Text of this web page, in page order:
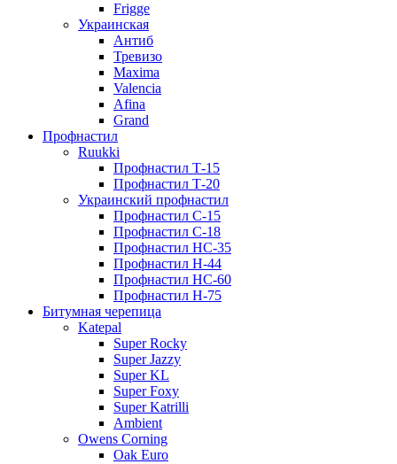
Frigge
Украинская
Антиб
Тревизо
Maxima
Valencia
Afina
Grand
Профнастил
Ruukki
Профнастил Т-15
Профнастил Т-20
Украинский профнастил
Профнастил С-15
Профнастил С-18
Профнастил НС-35
Профнастил Н-44
Профнастил НС-60
Профнастил Н-75
Битумная черепица
Katepal
Super Rocky
Super Jazzy
Super KL
Super Foxy
Super Katrilli
Ambient
Owens Corning
Oak Euro